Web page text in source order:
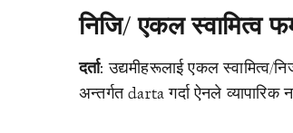
निजि/ एकल स्वामित्व
दर्ता: उद्यमीहरूलाई एकल स्वामित्व/
अन्तर्गत darta गर्दा ऐनले व्यापारिक